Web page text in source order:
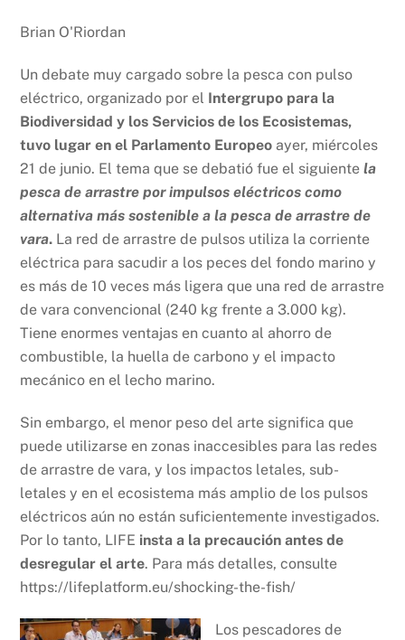
Brian O'Riordan
Un debate muy cargado sobre la pesca con pulso
eléctrico, organizado por el Intergrupo para la
Biodiversidad y los Servicios de los Ecosistemas,
tuvo lugar en el Parlamento Europeo ayer, miércoles
21 de junio. El tema que se debatió fue el siguiente la
pesca de arrastre por impulsos eléctricos como
alternativa más sostenible a la pesca de arrastre de
vara. La red de arrastre de pulsos utiliza la corriente
eléctrica para sacudir a los peces del fondo marino y
es más de 10 veces más ligera que una red de arrastre
de vara convencional (240 kg frente a 3.000 kg).
Tiene enormes ventajas en cuanto al ahorro de
combustible, la huella de carbono y el impacto
mecánico en el lecho marino.
Sin embargo, el menor peso del arte significa que
puede utilizarse en zonas inaccesibles para las redes
de arrastre de vara, y los impactos letales, sub-
letales y en el ecosistema más amplio de los pulsos
eléctricos aún no están suficientemente investigados.
Por lo tanto, LIFE insta a la precaución antes de
desregular el arte. Para más detalles, consulte
https://lifeplatform.eu/shocking-the-fish/
Los pescadores de